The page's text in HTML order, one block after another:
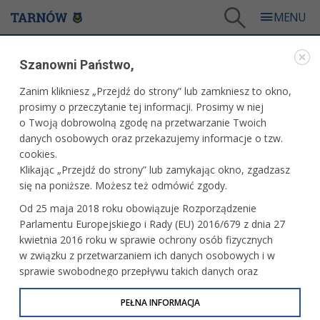
Wybory prezydenckie – jak głosował Tarnów?
WARTO PRZECZYTAĆ
WYBORY PREZYDENCKIE – JAK GŁOSOWAŁ
TARNÓW?
19.05.2025, 10:08 Redakcja tarnow.pl
W odbywającej się wczoraj pierwszej turze wyborów
prezydenckich, w Tarnowie wygrał kandydat Koalicji
Obywatelskiej Rafał Trzaskowski nieznacznie wyprzedzając
popieranego przez Prawo i Sprawiedliwość, Karola
Nawrockiego. Frekwencja wyniosła 66,04 proc.
Szanowni Państwo,
Zanim klikniesz „Przejdź do strony” lub zamkniesz to okno,
prosimy o przeczytanie tej informacji. Prosimy w niej
o Twoją dobrowolną zgodę na przetwarzanie Twoich
danych osobowych oraz przekazujemy informacje o tzw.
cookies.
Klikając „Przejdź do strony” lub zamykając okno, zgadzasz
się na poniższe. Możesz też odmówić zgody.
Od 25 maja 2018 roku obowiązuje Rozporządzenie
Parlamentu Europejskiego i Rady (EU) 2016/679 z dnia 27
kwietnia 2016 roku w sprawie ochrony osób fizycznych
w związku z przetwarzaniem ich danych osobowych i w
sprawie swobodnego przepływu takich danych oraz
uchylenia dyrektywy 95/46/WE (określane jako RODO, GDPR
lub Ogólne Rozporządzenie o Ochronie Danych
PEŁNA INFORMACJA